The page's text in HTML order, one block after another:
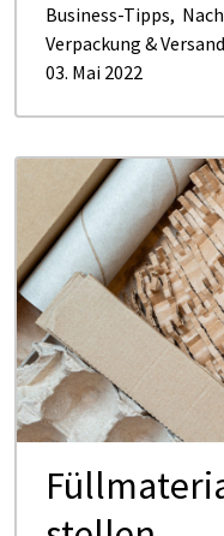
Business-Tipps,
Verpackung & Versand
03. Mai 2022